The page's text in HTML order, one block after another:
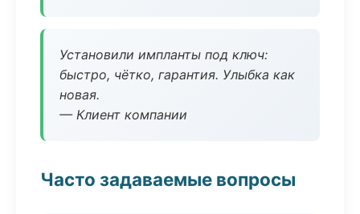
Установили импланты под ключ:
быстро, чётко, гарантия. Улыбка как
новая.
— Клиент компании
Часто задаваемые вопросы